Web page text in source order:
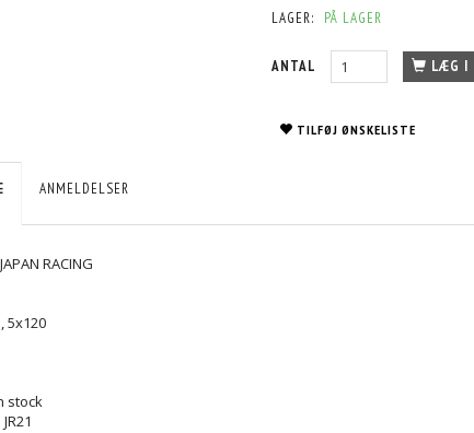
LAGER: PÅ LAGER
ANTAL LÆG I
TILFØJ ØNSKELISTE
ANMELDELSER
,5x120
stock
JR21